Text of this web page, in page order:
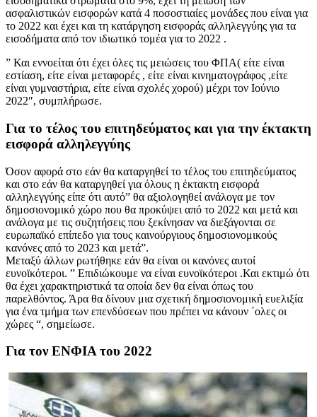
ασφαλιστικών εισφορών κατά 4 ποσοστιαίες μονάδες που είναι για
το 2022 και έχει και τη κατάργηση εισφοράς αλληλεγγύης για τα
εισοδήματα από τον ιδιωτικό τομέα για το 2022 .
” Και εννοείται ότι έχει όλες τις μειώσεις του ΦΠΑ( είτε είναι
εστίαση, είτε είναι μεταφορές , είτε είναι κινηματογράφος ,είτε
είναι γυμναστήρια, είτε είναι σχολές χορού) μέχρι τον Ιούνιο
2022″, συμπλήρωσε.
Για το τέλος του επιτηδεύματος και για την έκτακτη
εισφορά αλληλεγγύης
Όσον αφορά στο εάν θα καταργηθεί το τέλος του επιτηδεύματος
και στο εάν θα καταργηθεί για όλους η έκτακτη εισφορά
αλληλεγγύης είπε ότι αυτό” θα αξιολογηθεί ανάλογα με τον
δημοσιονομικό χώρο που θα προκύψει από το 2022 και μετά και
ανάλογα με τις συζητήσεις που ξεκίνησαν να διεξάγονται σε
ευρωπαϊκό επίπεδο για τους καινούργιους δημοσιονομικούς
κανόνες από το 2023 και μετά”.
Μεταξύ άλλων ρωτήθηκε εάν θα είναι οι κανόνες αυτοί
ευνοϊκότεροι. ” Επιδιώκουμε να είναι ευνοϊκότεροι .Και εκτιμώ ότι
θα έχει χαρακτηριστικά τα οποία δεν θα είναι όπως του
παρελθόντος. Άρα θα δίνουν μια σχετική δημοσιονομική ευελιξία
για ένα τμήμα των επενδύσεων που πρέπει να κάνουν ΄ολες οι
χώρες “, σημείωσε.
Για τον ΕΝΦΙΑ του 2022